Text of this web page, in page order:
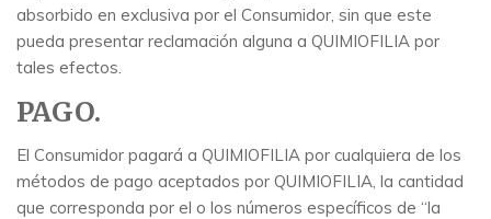
absorbido en exclusiva por el Consumidor, sin que este
pueda presentar reclamación alguna a QUIMIOFILIA por
tales efectos.
PAGO.
El Consumidor pagará a QUIMIOFILIA por cualquiera de los
métodos de pago aceptados por QUIMIOFILIA, la cantidad
que corresponda por el o los números específicos de “la